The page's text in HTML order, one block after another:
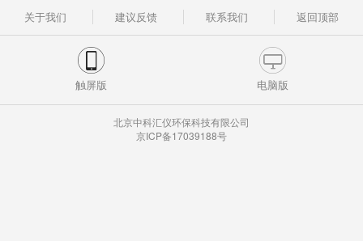
关于我们 建议反馈 联系我们 返回顶部
触屏版 电脑版
北京中科汇仪环保科技有限公司
京ICP备17039188号